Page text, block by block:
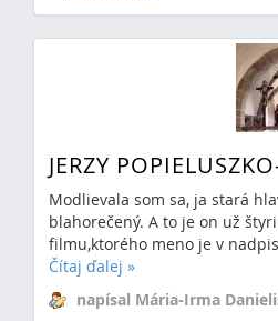
JERZY
Modlievala som sa, ja stará
blahorečený. A to je on už
filmu,ktorého meno je v
Čítaj ďalej »
napísal Mária-Irma